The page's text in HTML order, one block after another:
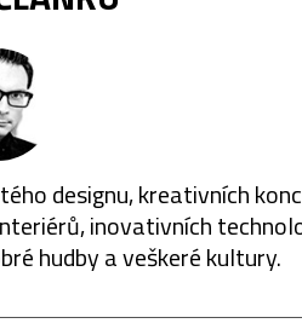
designu, kreativních
inovativních
hudby a veškeré kultury.